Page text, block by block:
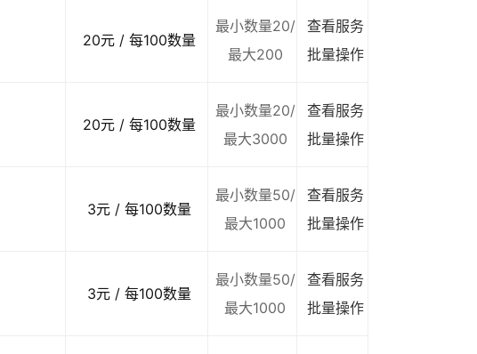
20元 / 每100数量
最小数量20/
最大200
查看服务
批量操作
20元 / 每100数量
最小数量20/
最大3000
查看服务
批量操作
3元 / 每100数量
最小数量50/
最大1000
查看服务
批量操作
3元 / 每100数量
最小数量50/
最大1000
查看服务
批量操作